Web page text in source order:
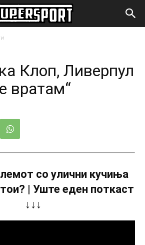
Клоп, Ливерпул
вратам“
со улични кучиња
| Уште еден поткаст
↓↓↓